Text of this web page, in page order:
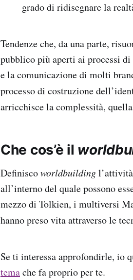
grado di ridisegnare la
Tendenze che, da una parte,
pubblico più aperti ai processi
e la comunicazione di molti
processo di costruzione
arricchisce la complessità,
Che cos’è il
Definiscoworldbuilding
all’interno del quale possono
mezzo di Tolkien, i multiversi
hanno preso vita attraverso le
Se ti interessa approfondirle, io
temache fa proprio per te.